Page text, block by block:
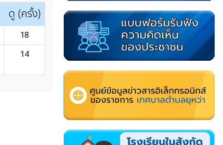
ดู (ครั้ง)
18
14